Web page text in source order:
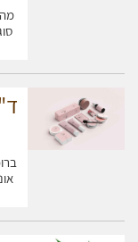
עקרונות
תזונה מאוזנת